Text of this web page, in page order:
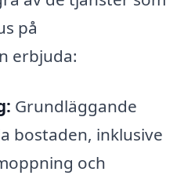
på
erbjuda:
Grundläggande
bostaden, inklusive
och